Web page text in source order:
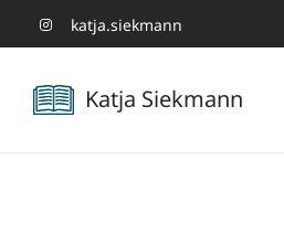
Zum
springen
katja.siekmann
Katja Siekmann